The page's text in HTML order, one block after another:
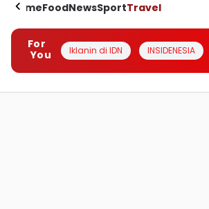
HomeFoodNewsSportTravel
For
You
Iklanin di IDN INSIDENESIA